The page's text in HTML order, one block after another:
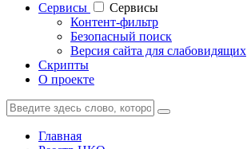
Cервисы
Cервисы
Контент-фильтр
Безопасный поиск
Версия сайта для слабовидящих
Скрипты
О проекте
Главная